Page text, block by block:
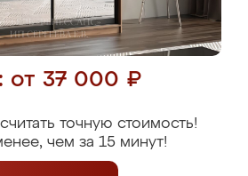
от 37 000 ₽
точную стоимость!
чем за 15 минут!